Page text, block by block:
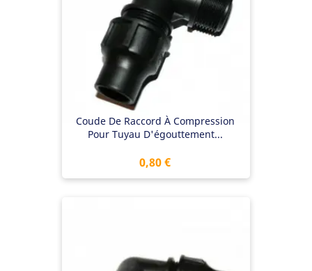
Coude De Raccord À Compression
Pour Tuyau D'égouttement...
Prix
0,80 €